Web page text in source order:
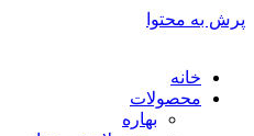
پرش به محتوا
خانه
محصولات
بهاره